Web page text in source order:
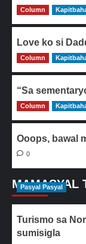
0
Column
Love ko si
0
Column
“Sa
0
Column
Ooops, bawal
0
MAMASYAL
Pasyal Pasyal
Turismo sa
sumisigla